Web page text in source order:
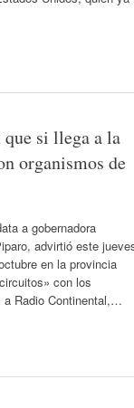
si llega a la
organismos de
a gobernadora
advirtió este
en la provincia
con los
a Radio Continental,…